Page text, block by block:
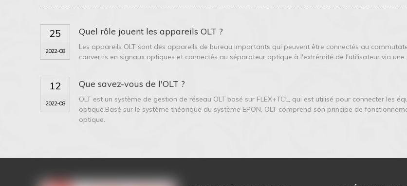
25
2022-08
Quel rôle jouent les appareils OLT ?
Les appareils OLT sont des appareils de bureau importants qui peuvent être connectés au
convertis en signaux optiques et connectés au séparateur optique à l'extrémité de l'utilisateur via
12
2022-08
Que savez-vous de l'OLT ?
OLT est un système de gestion de réseau OLT basé sur FLEX+TCL, qui est utilisé pour connecter les
optique.Basé sur le système théorique du système EPON, OLT comprend son principe de
optique.